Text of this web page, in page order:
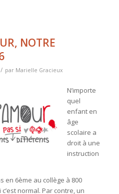
NOTRE
/ par Marielle Gracieux
N’importe
quel
enfant en
âge
scolaire a
droit à une
instruction
en 6ème au collège à 800
normal. Par contre, un